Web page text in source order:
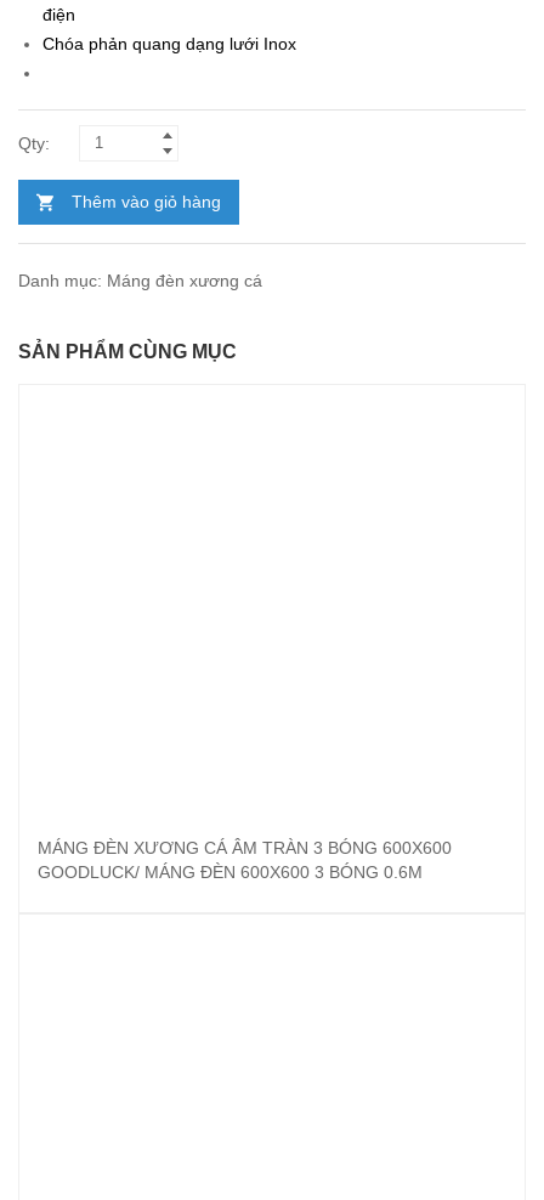
điện
Chóa phản quang dạng lưới Inox
Thêm vào giỏ hàng
Danh mục: Máng đèn xương cá
SẢN PHẨM CÙNG MỤC
MÁNG ĐÈN XƯƠNG CÁ ÂM TRÀN 3 BÓNG 600X600
GOODLUCK/ MÁNG ĐÈN 600X600 3 BÓNG 0.6M